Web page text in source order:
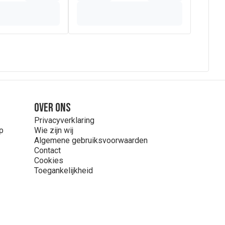
Over ons
Privacyverklaring
Wie zijn wij
Algemene gebruiksvoorwaarden
Contact
Cookies
Toegankelijkheid